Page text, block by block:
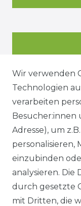
Wir verwenden
Technologien
verarbeiten
Besucher:innen
Adresse), um
personalisieren,
einzubinden
analysieren.
durch gesetzte
mit Dritten, die